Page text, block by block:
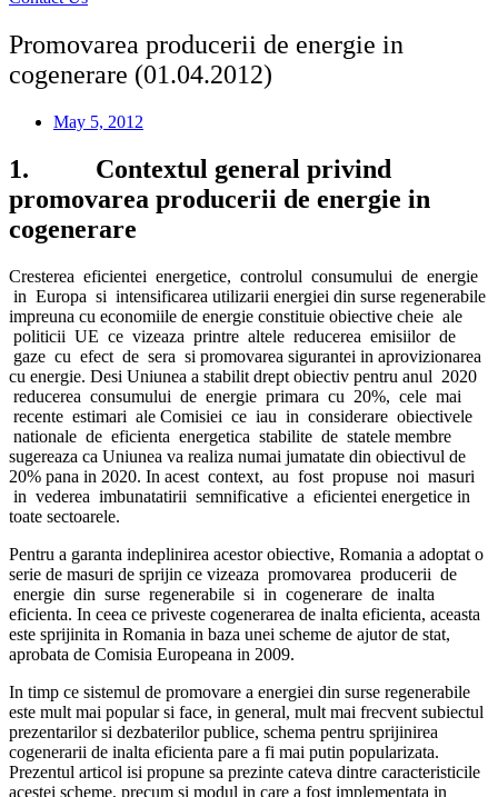
Promovarea producerii de energie in
cogenerare (01.04.2012)
May 5, 2012
1. Contextul general privind
promovarea producerii de energie in
cogenerare
Cresterea eficientei energetice, controlul consumului de energie
in Europa si intensificarea utilizarii energiei din surse regenerabile
impreuna cu economiile de energie constituie obiective cheie ale
politicii UE ce vizeaza printre altele reducerea emisiilor de
gaze cu efect de sera si promovarea sigurantei in aprovizionarea
cu energie. Desi Uniunea a stabilit drept obiectiv pentru anul 2020
reducerea consumului de energie primara cu 20%, cele mai
recente estimari ale Comisiei ce iau in considerare obiectivele
nationale de eficienta energetica stabilite de statele membre
sugereaza ca Uniunea va realiza numai jumatate din obiectivul de
20% pana in 2020. In acest context, au fost propuse noi masuri
in vederea imbunatatirii semnificative a eficientei energetice in
toate sectoarele.
Pentru a garanta indeplinirea acestor obiective, Romania a adoptat o
serie de masuri de sprijin ce vizeaza promovarea producerii de
energie din surse regenerabile si in cogenerare de inalta
eficienta. In ceea ce priveste cogenerarea de inalta eficienta, aceasta
este sprijinita in Romania in baza unei scheme de ajutor de stat,
aprobata de Comisia Europeana in 2009.
In timp ce sistemul de promovare a energiei din surse regenerabile
este mult mai popular si face, in general, mult mai frecvent subiectul
prezentarilor si dezbaterilor publice, schema pentru sprijinirea
cogenerarii de inalta eficienta pare a fi mai putin popularizata.
Prezentul articol isi propune sa prezinte cateva dintre caracteristicile
acestei scheme, precum si modul in care a fost implementata in